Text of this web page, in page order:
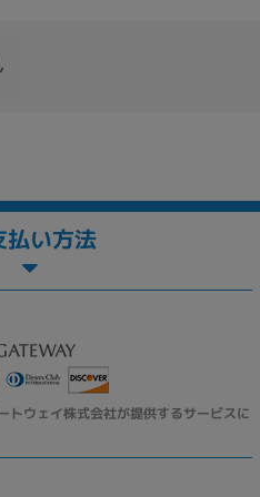
払い方法
トウェイ株式会社が提供するサービスに